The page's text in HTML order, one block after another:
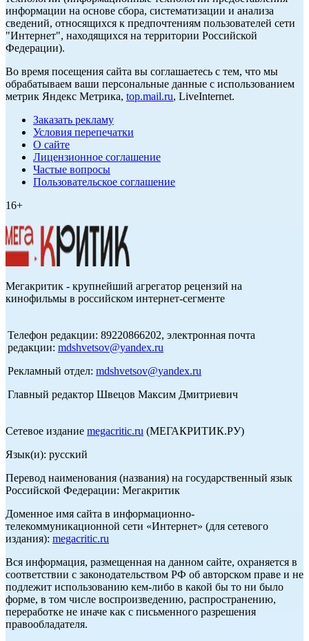
информации на основе сбора, систематизации и анализа
сведений, относящихся к предпочтениям пользователей сети
"Интернет", находящихся на территории Российской
Федерации).
Во время посещения сайта вы соглашаетесь с тем, что мы
обрабатываем ваши персональные данные с использованием
метрик Яндекс Метрика, top.mail.ru, LiveInternet.
Заказать рекламу
Условия перепечатки
О сайте
Лицензионное соглашение
Частые вопросы
Пользовательское соглашение
16+
Мегакритик - крупнейший агрегатор рецензий на
кинофильмы в российском интернет-сегменте
Телефон редакции: 89220866202, электронная почта
редакции: mdshvetsov@yandex.ru
Рекламный отдел: mdshvetsov@yandex.ru
Главный редактор Швецов Максим Дмитриевич
Сетевое издание megacritic.ru (МЕГАКРИТИК.РУ)
Язык(и): русский
Перевод наименования (названия) на государственный язык
Российской Федерации: Мегакритик
Доменное имя сайта в информационно-
телекоммуникационной сети «Интернет» (для сетевого
издания): megacritic.ru
Вся информация, размещенная на данном сайте, охраняется в
соответствии с законодательством РФ об авторском праве и не
подлежит использованию кем-либо в какой бы то ни было
форме, в том числе воспроизведению, распространению,
переработке не иначе как с письменного разрешения
правообладателя.